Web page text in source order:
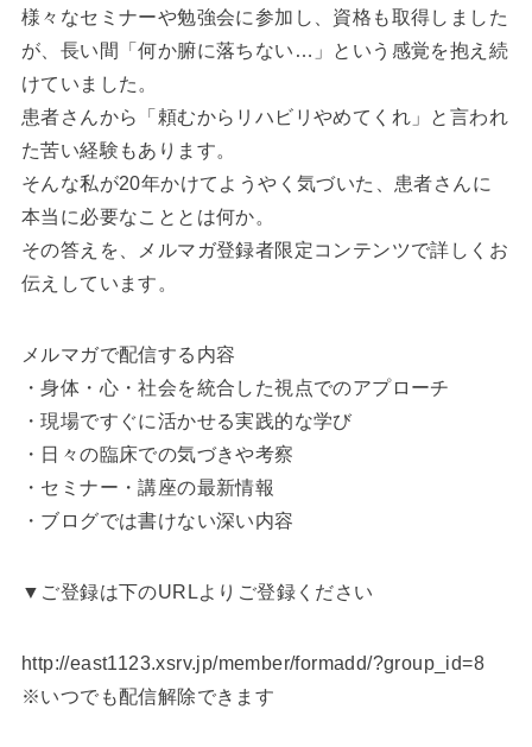
様々なセミナーや勉強会に参加し、資格も取得しました
が、長い間「何か腑に落ちない…」という感覚を抱え続
けていました。
患者さんから「頼むからリハビリやめてくれ」と言われ
た苦い経験もあります。
そんな私が20年かけてようやく気づいた、患者さんに
本当に必要なこととは何か。
その答えを、メルマガ登録者限定コンテンツで詳しくお
伝えしています。
メルマガで配信する内容
・身体・心・社会を統合した視点でのアプローチ
・現場ですぐに活かせる実践的な学び
・日々の臨床での気づきや考察
・セミナー・講座の最新情報
・ブログでは書けない深い内容
▼ご登録は下のURLよりご登録ください
http://east1123.xsrv.jp/member/formadd/?group_id=8
※いつでも配信解除できます